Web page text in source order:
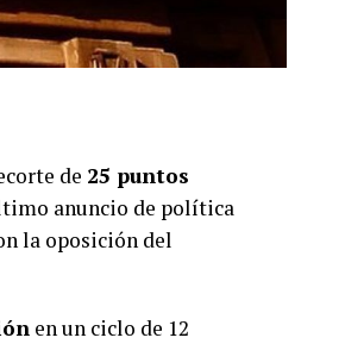
de 25 puntos
anuncio de política
la oposición del
en un ciclo de 12